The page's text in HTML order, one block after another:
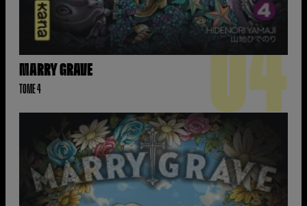
MARRY GRAVE
TOME 4 04